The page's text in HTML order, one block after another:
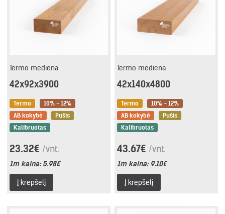
Termo mediena
42x92x3900
Termo
10% - 12%
AB kokybė
Pušis
Kalibruotas
23.32€ /vnt.
1m kaina:5.98€
Į krepšelį
Termo mediena
42x140x4800
Termo
10% - 12%
AB kokybė
Pušis
Kalibruotas
43.67€ /vnt.
1m kaina:9.10€
Į krepšelį